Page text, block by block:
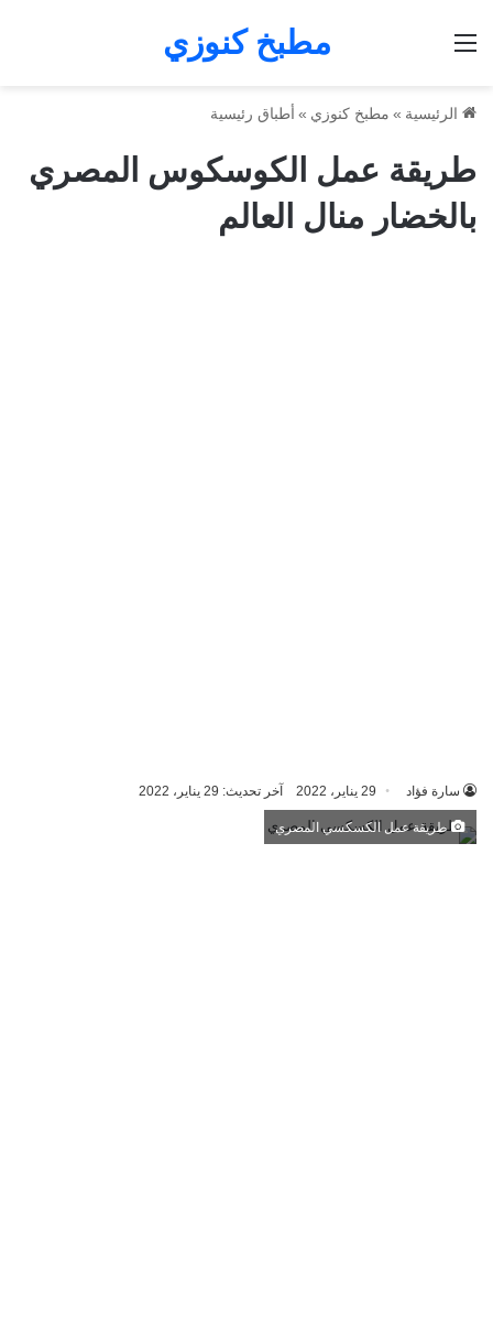
مطبخ كنوزي
الرئيسية » مطبخ كنوزي » أطباق رئيسية
طريقة عمل الكوسكوس المصري
بالخضار منال العالم
سارة فؤاد 29 يناير، 2022 آخر تحديث: 29 يناير، 2022
طريقة عمل الكسكسي المصري